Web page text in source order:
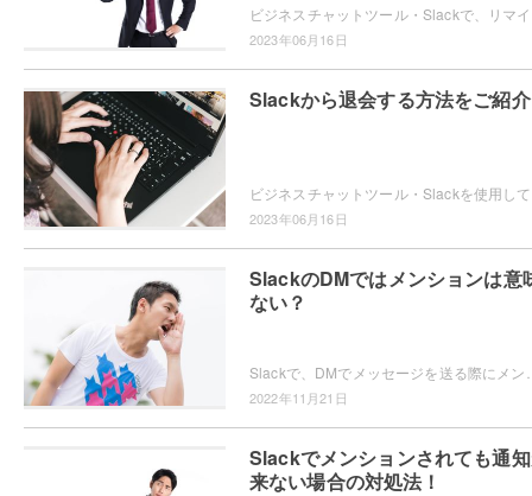
2023年06月16日
Slackから退会する方法をご紹
2023年06月16日
SlackのDMではメンションは意
ない？
2022年11月21日
Slackでメンションされても通
来ない場合の対処法！